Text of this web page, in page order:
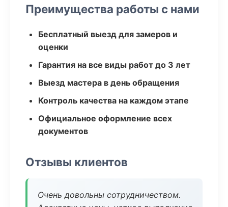
Преимущества работы с нами
Бесплатный выезд для замеров и
оценки
Гарантия на все виды работ до 3 лет
Выезд мастера в день обращения
Контроль качества на каждом этапе
Официальное оформление всех
документов
Отзывы клиентов
Очень довольны сотрудничеством.